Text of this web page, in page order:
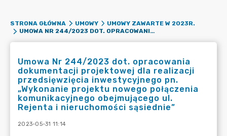
STRONA GŁÓWNA UMOWY
UMOWY ZAWARTE W 2023R.
UMOWA NR 244/2023 DOT. OPRACOWANIA DOKUMENTACJI PROJEKTOWEJ DLA REALIZACJI PRZEDSIĘWZIĘCIA INWESTYCYJNEGO PN. „WYKONANIE PROJEKTU NOWEGO POŁĄCZENIA KOMUNIKACYJNEGO OBEJMUJĄCEGO UL. REJENTA I NIERUCHOMOŚCI SĄSIEDNIE”
Umowa Nr 244/2023 dot. opracowania
dokumentacji projektowej dla realizacji
przedsięwzięcia inwestycyjnego pn.
„Wykonanie projektu nowego połączenia
komunikacyjnego obejmującego ul.
Rejenta i nieruchomości sąsiednie”
2023-05-31 11:14